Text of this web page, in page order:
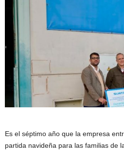
Es el séptimo año que la empresa
partida navideña para las familias de